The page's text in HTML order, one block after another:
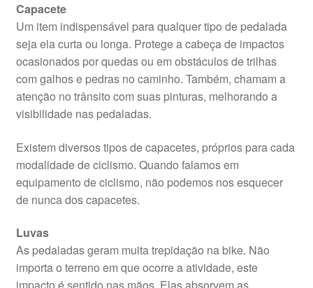
Capacete
Um item indispensável para qualquer tipo de pedalada
seja ela curta ou longa. Protege a cabeça de impactos
ocasionados por quedas ou em obstáculos de trilhas
com galhos e pedras no caminho. Também, chamam a
atenção no trânsito com suas pinturas, melhorando a
visibilidade nas pedaladas.
Existem diversos tipos de capacetes, próprios para cada
modalidade de ciclismo. Quando falamos em
equipamento de ciclismo, não podemos nos esquecer
de nunca dos capacetes.
Luvas
As pedaladas geram muita trepidação na bike. Não
importa o terreno em que ocorre a atividade, este